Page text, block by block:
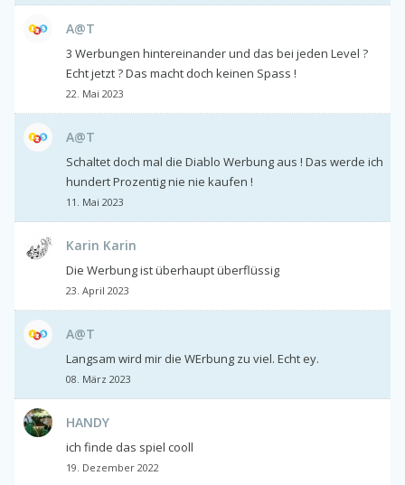
A@T
3 Werbungen hintereinander und das bei jeden Level ?
Echt jetzt ? Das macht doch keinen Spass !
22. Mai 2023
A@T
Schaltet doch mal die Diablo Werbung aus ! Das werde ich
hundert Prozentig nie nie kaufen !
11. Mai 2023
Karin Karin
Die Werbung ist überhaupt überflüssig
23. April 2023
A@T
Langsam wird mir die WErbung zu viel. Echt ey.
08. März 2023
HANDY
ich finde das spiel cooll
19. Dezember 2022